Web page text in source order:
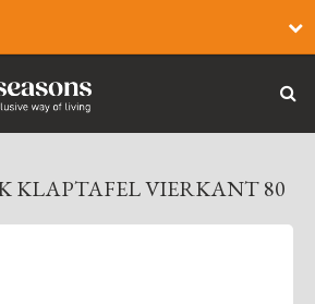
KLAPTAFEL VIERKANT 80